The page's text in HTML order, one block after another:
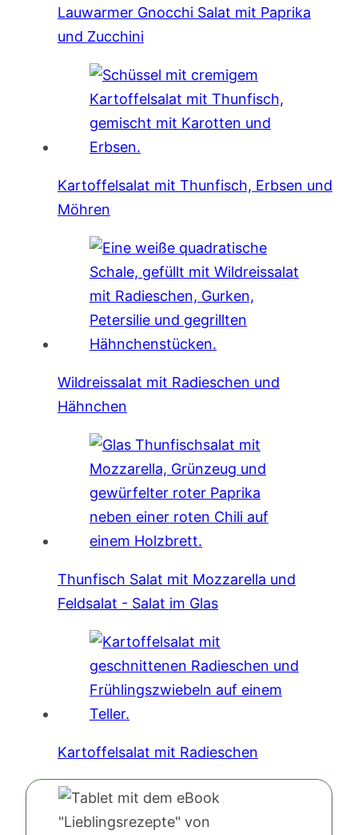
Lauwarmer Gnocchi Salat mit Paprika
und Zucchini
Kartoffelsalat mit Thunfisch, Erbsen und
Möhren
Wildreissalat mit Radieschen und
Hähnchen
Thunfisch Salat mit Mozzarella und
Feldsalat - Salat im Glas
Kartoffelsalat mit Radieschen